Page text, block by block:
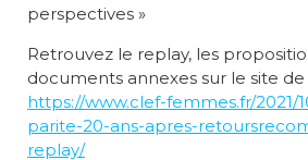
perspectives »
Retrouvez le replay, les
documents annexes sur le site de
https://www.clef-femmes.fr/2021/
parite-20-ans-apres-
replay/